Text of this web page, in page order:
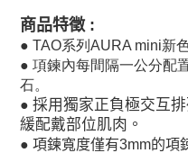
商品特徵:
● TAO系列AURA mini新
● 項鍊內每間隔一公分配
石。
● 採用獨家正負極交互
緩配戴部位肌肉。
● 項鍊寬度僅有3mm的項